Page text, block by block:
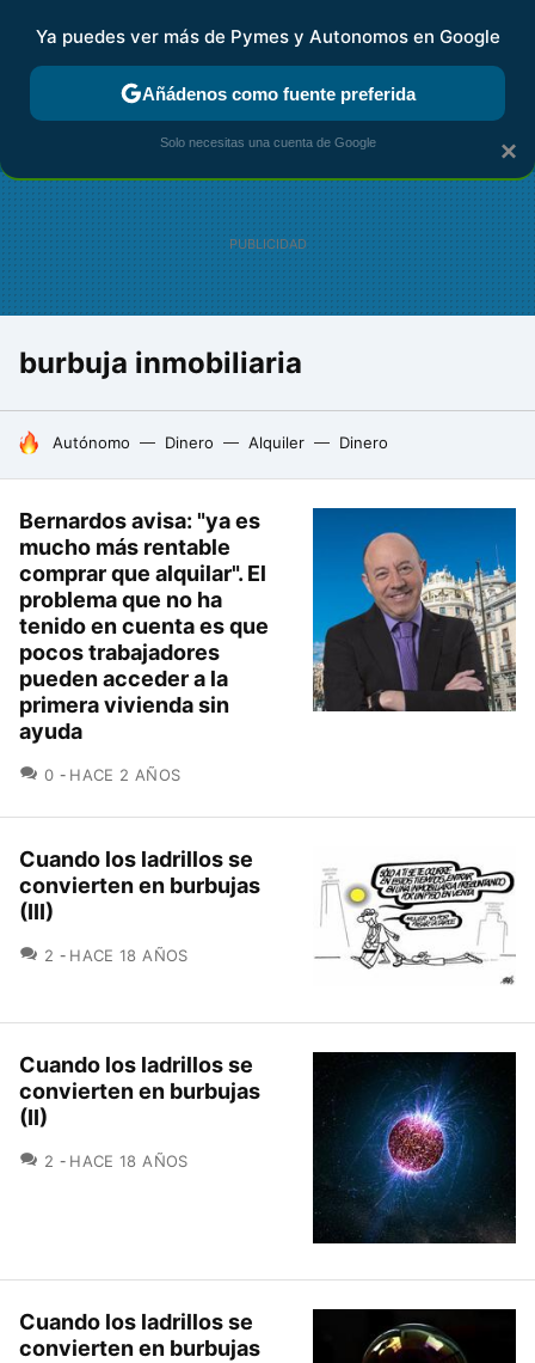
FISCALIDAD Y CONTABILIDAD KIT DIGITAL RENTA
burbuja inmobiliaria
HOY SE HABLA DE
Autónomo Dinero Alquiler Dinero
Bernardos avisa: "ya es
mucho más rentable
comprar que alquilar". El
problema que no ha
tenido en cuenta es que
pocos trabajadores
pueden acceder a la
primera vivienda sin
ayuda
0 COMENTARIOS
HACE 2 AÑOS
Cuando los ladrillos se
convierten en burbujas
(III)
2 COMENTARIOS
HACE 18 AÑOS
Cuando los ladrillos se
convierten en burbujas
(II)
2 COMENTARIOS
HACE 18 AÑOS
Cuando los ladrillos se
convierten en burbujas
×
Ya puedes ver más de Pymes y Autonomos en Google
Añádenos como fuente preferida
Solo necesitas una cuenta de Google